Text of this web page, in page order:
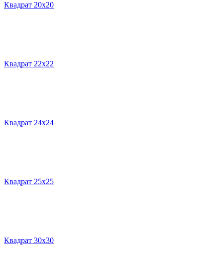
Квадрат 20х20
Квадрат 22х22
Квадрат 24х24
Квадрат 25х25
Квадрат 30х30